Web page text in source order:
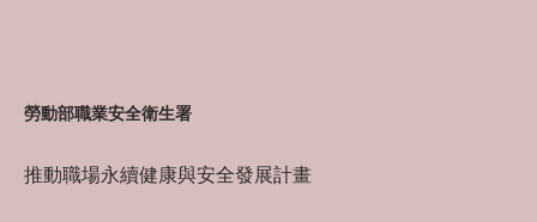
勞動部職業安全衛生署
推動職場永續健康與安全發展計畫